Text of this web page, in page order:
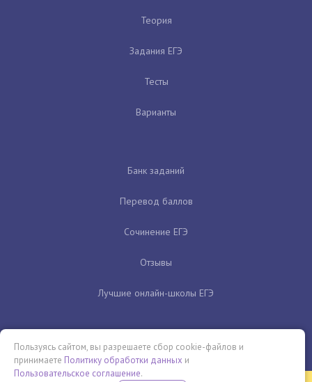
Теория
Задания ЕГЭ
Тесты
Варианты
Банк заданий
Перевод баллов
Сочинение ЕГЭ
Отзывы
Лучшие онлайн-школы ЕГЭ
Пользуясь сайтом, вы разрешаете сбор cookie-файлов и
принимаете Политику обработки данных и
Пользовательское соглашение.